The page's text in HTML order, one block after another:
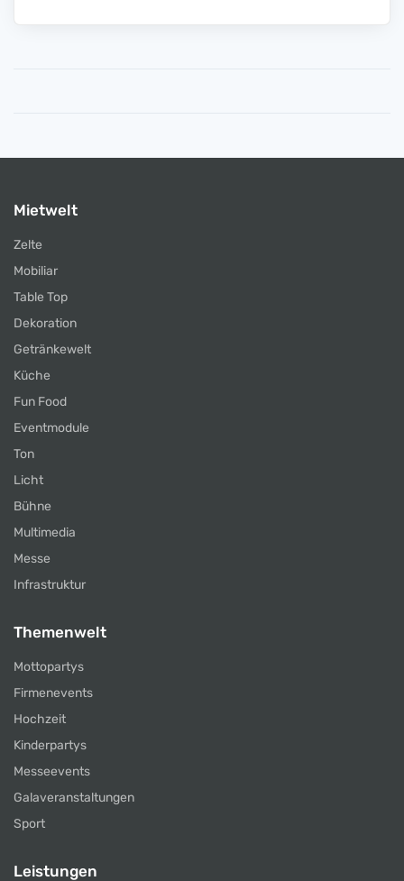
Mietwelt
Zelte
Mobiliar
Table Top
Dekoration
Getränkewelt
Küche
Fun Food
Eventmodule
Ton
Licht
Bühne
Multimedia
Messe
Infrastruktur
Themenwelt
Mottopartys
Firmenevents
Hochzeit
Kinderpartys
Messeevents
Galaveranstaltungen
Sport
Leistungen